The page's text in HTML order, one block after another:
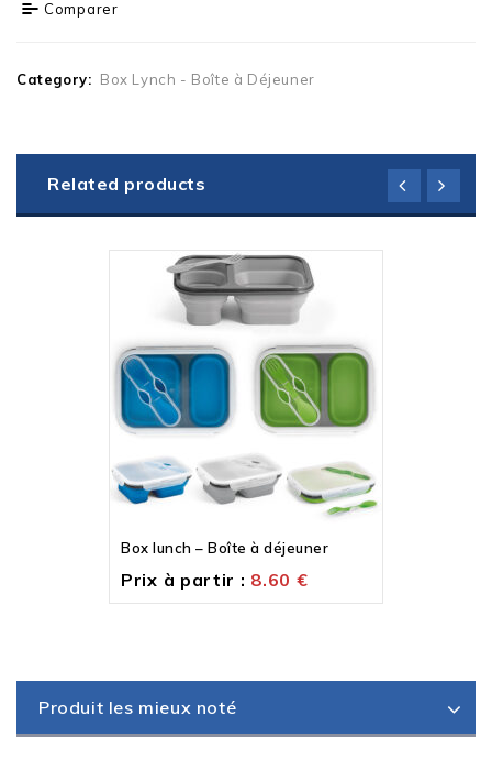
Comparer
Category: Box Lynch - Boîte à Déjeuner
Related products
Box lunch – Boîte à déjeuner
Prix à partir : 8.60 €
Produit les mieux noté